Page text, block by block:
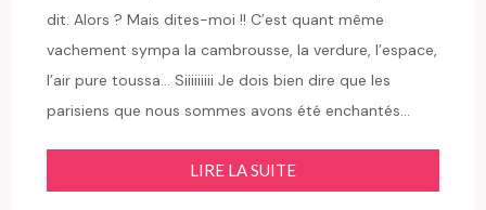
dit. Alors ? Mais dites-moi !! C’est quant même
vachement sympa la cambrousse, la verdure, l’espace,
l’air pure toussa… Siiiiiiiii Je dois bien dire que les
parisiens que nous sommes avons été enchantés…
LIRE LA SUITE